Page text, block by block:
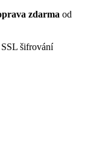
zdarma od
šifrování